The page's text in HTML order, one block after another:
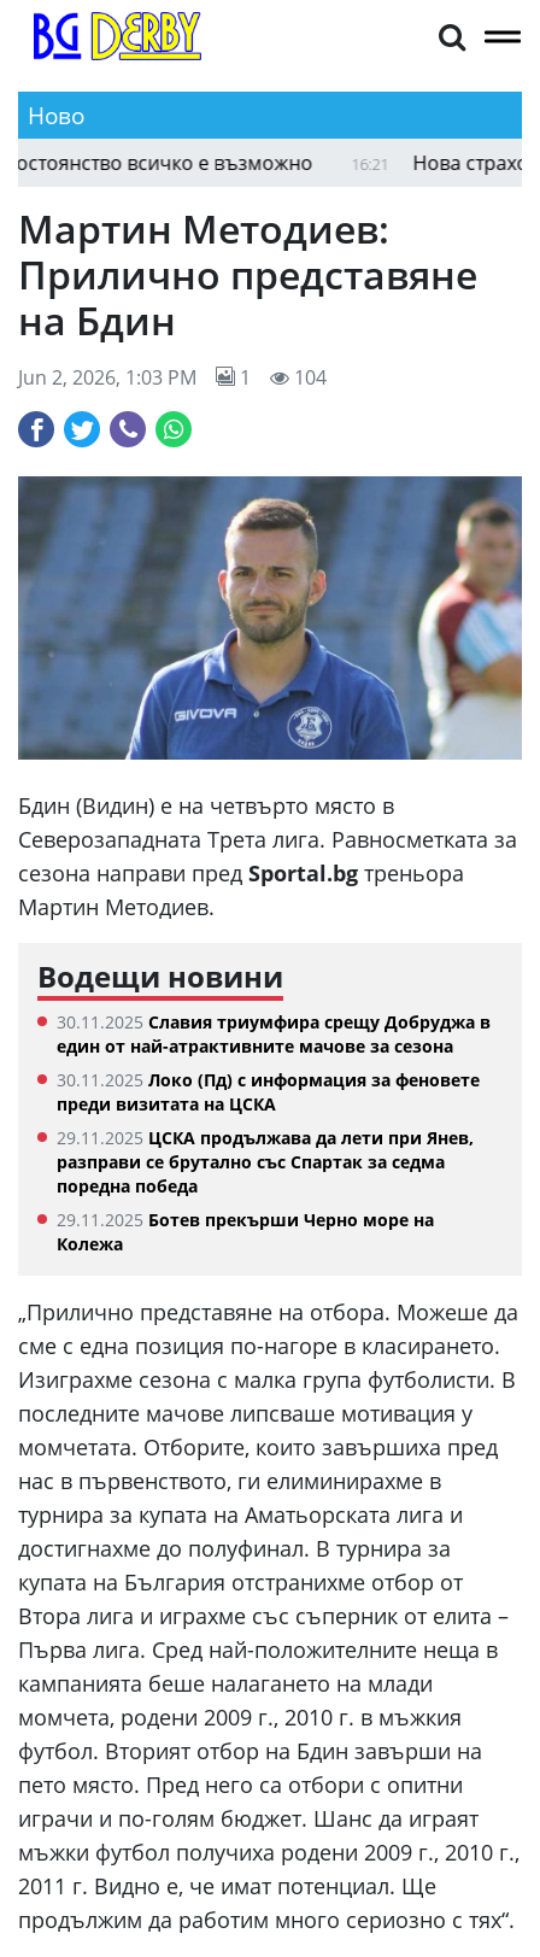
Ново
всичко е възможно 16:21 Нова страхотна
Мартин Методиев:
Прилично представяне
на Бдин
Jun 2, 2026, 1:03 PM 1 104
Бдин (Видин) е на четвърто място в
Северозападната Трета лига. Равносметката за
сезона направи пред Sportal.bg треньора
Мартин Методиев.
Водещи новини
30.11.2025 Славия триумфира срещу Добруджа в
един от най-атрактивните мачове за сезона
30.11.2025 Локо (Пд) с информация за феновете
преди визитата на ЦСКА
29.11.2025 ЦСКА продължава да лети при Янев,
разправи се брутално със Спартак за седма
поредна победа
29.11.2025 Ботев прекърши Черно море на
Колежа
„Прилично представяне на отбора. Можеше да
сме с една позиция по-нагоре в класирането.
Изиграхме сезона с малка група футболисти. В
последните мачове липсваше мотивация у
момчетата. Отборите, които завършиха пред
нас в първенството, ги елиминирахме в
турнира за купата на Аматьорската лига и
достигнахме до полуфинал. В турнира за
купата на България отстранихме отбор от
Втора лига и играхме със съперник от елита –
Първа лига. Сред най-положителните неща в
кампанията беше налагането на млади
момчета, родени 2009 г., 2010 г. в мъжкия
футбол. Вторият отбор на Бдин завърши на
пето място. Пред него са отбори с опитни
играчи и по-голям бюджет. Шанс да играят
мъжки футбол получиха родени 2009 г., 2010 г.,
2011 г. Видно е, че имат потенциал. Ще
продължим да работим много сериозно с тях“.